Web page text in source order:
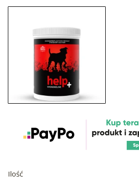
Ilość